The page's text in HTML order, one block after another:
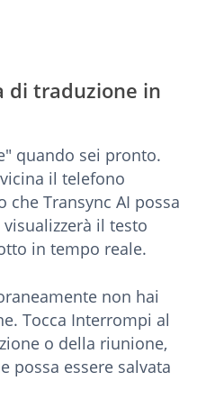
di traduzione in
quando sei pronto.
il telefono
Transync AI possa
il testo
in tempo reale.
non hai
Tocca Interrompi al
o della riunione,
possa essere salvata